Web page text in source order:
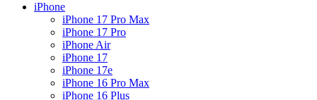
iPhone
iPhone 17 Pro Max
iPhone 17 Pro
iPhone Air
iPhone 17
iPhone 17e
iPhone 16 Pro Max
iPhone 16 Plus